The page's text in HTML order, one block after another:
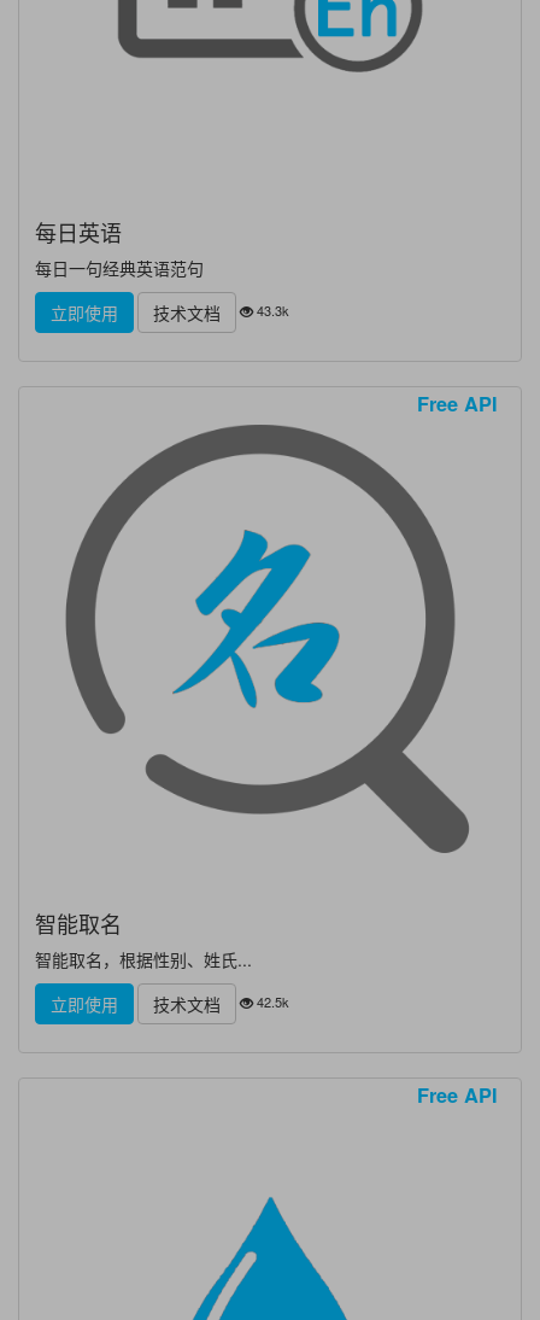
每日英语
每日一句经典英语范句
立即使用
技术文档 43.3k
Free API
智能取名
智能取名，根据性别、姓氏...
立即使用
技术文档 42.5k
Free API